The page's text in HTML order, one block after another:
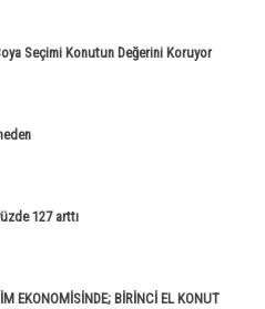
Seçimi Konutun Değerini Koruyor
127 arttı
EKONOMİSİNDE; BİRİNCİ EL KONUT